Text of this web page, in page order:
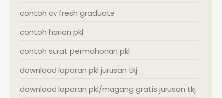
contoh cv fresh graduate
contoh harian pkl
contoh surat permohonan pkl
download laporan pkl jurusan tkj
download laporan pkl/magang gratis jurusan tkj